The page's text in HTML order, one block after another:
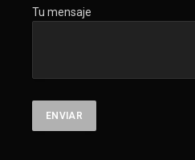
Tu mensaje